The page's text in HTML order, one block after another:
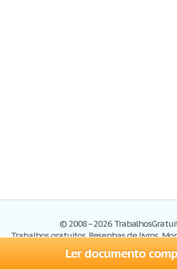
Ler documento
© 2008–2026
Trabalhos gratuitos, Resenhas de livros,